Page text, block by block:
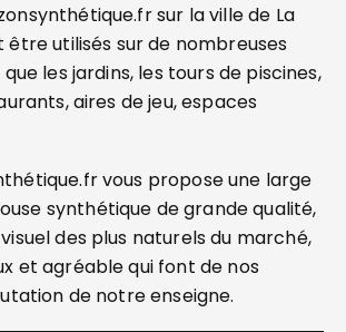
sur la ville de La
utilisés sur de nombreuses
les jardins, les tours de piscines,
aires de jeu, espaces
vous propose une large
synthétique de grande qualité,
des plus naturels du marché,
et agréable qui font de nos
de notre enseigne.